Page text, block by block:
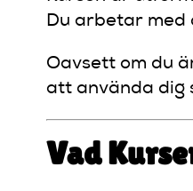
Du arbetar med
Oavsett om du
att använda dig
Vad